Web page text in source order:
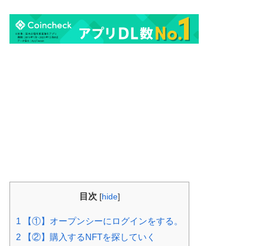
目次 [hide]
1 【①】オープンシーにログインをする。
2 【②】購入するNFTを探していく